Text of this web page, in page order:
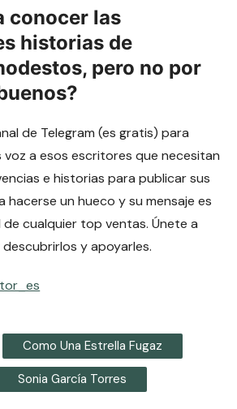
conocer las
historias de
pero no por
de Telegram (es gratis) para
a esos escritores que necesitan
e historias para publicar sus
hacerse un hueco y su mensaje es
de cualquier top ventas. Únete a
y apoyarles.
Como Una Estrella Fugaz
Sonia García Torres